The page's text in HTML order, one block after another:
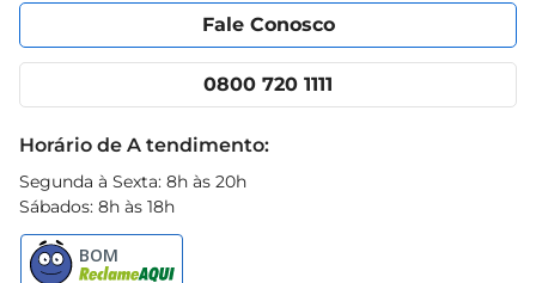
Portal do fornecedor
Cencosud Media
App Prezunic
Fale Conosco
0800 720 1111
Horário de A tendimento:
Segunda à Sexta: 8h às 20h
Sábados: 8h às 18h